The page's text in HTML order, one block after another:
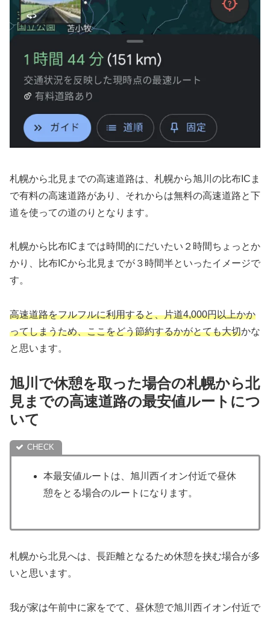
札幌から北見までの高速道路は、札幌から旭川の比布ICま
で有料の高速道路があり、それからは無料の高速道路と下
道を使っての道のりとなります。
札幌から比布ICまでは時間的にだいたい２時間ちょっとか
かり、比布ICから北見までが３時間半といったイメージで
す。
高速道路をフルフルに利用すると、片道4,000円以上かか
ってしまうため、ここをどう節約するかがとても大切かな
と思います。
旭川で休憩を取った場合の札幌から北
見までの高速道路の最安値ルートにつ
いて
本最安値ルートは、旭川西イオン付近で昼休
憩をとる場合のルートになります。
札幌から北見へは、長距離となるため休憩を挟む場合が多
いと思います。
我が家は午前中に家をでて、昼休憩で旭川西イオン付近で